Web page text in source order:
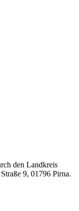
den Landkreis
9, 01796 Pirna.